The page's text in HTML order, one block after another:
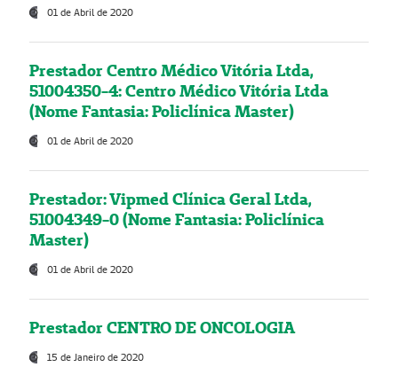
01 de Abril de 2020
Prestador Centro Médico Vitória Ltda,
51004350-4: Centro Médico Vitória Ltda
(Nome Fantasia: Policlínica Master)
01 de Abril de 2020
Prestador: Vipmed Clínica Geral Ltda,
51004349-0 (Nome Fantasia: Policlínica
Master)
01 de Abril de 2020
Prestador CENTRO DE ONCOLOGIA
15 de Janeiro de 2020